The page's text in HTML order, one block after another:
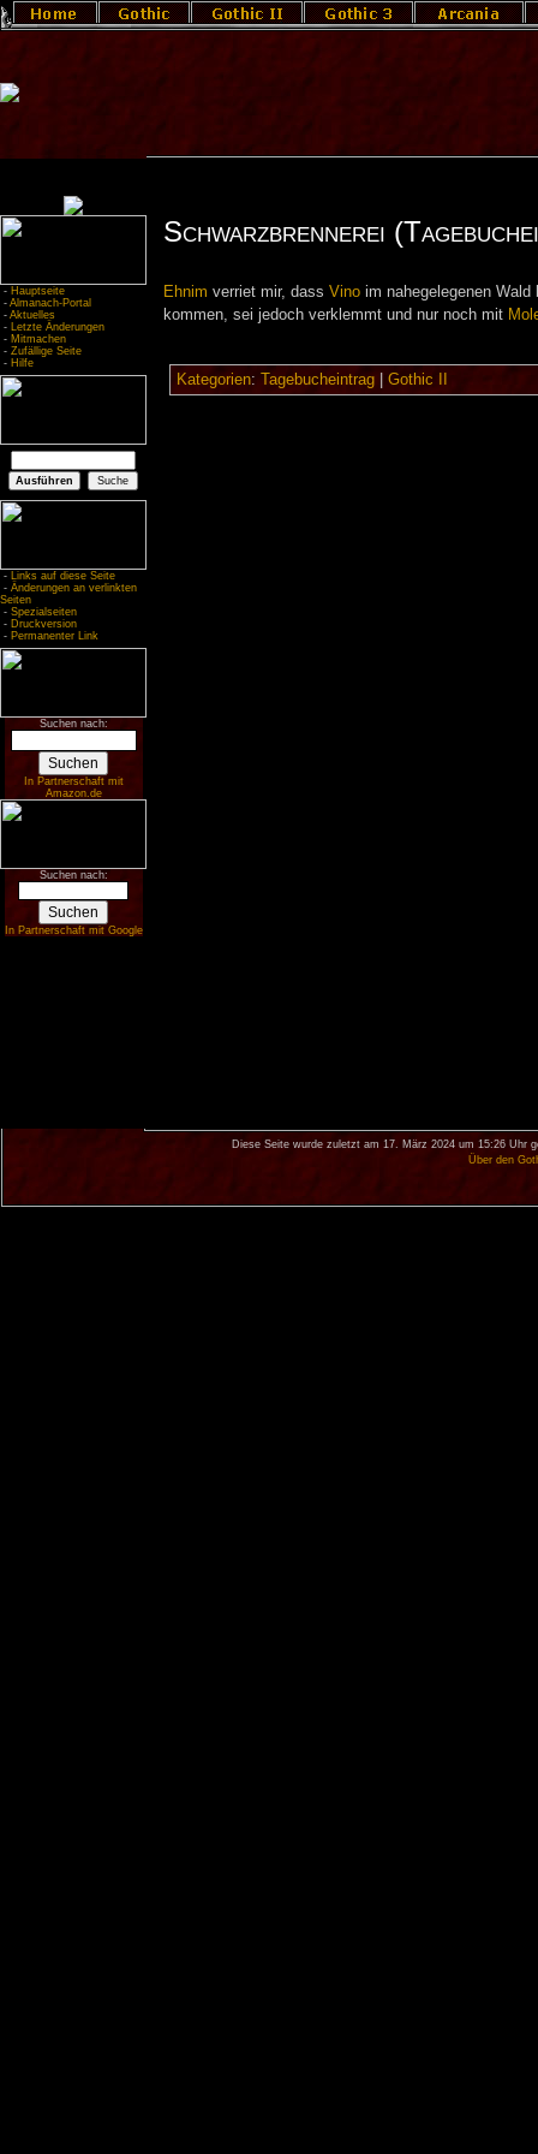
- Hauptseite
- Almanach-Portal
- Aktuelles
- Letzte Änderungen
- Mitmachen
- Zufällige Seite
- Hilfe
- Links auf diese Seite
- Änderungen an verlinkten
Seiten
- Spezialseiten
- Druckversion
- Permanenter Link
Suchen nach:
In Partnerschaft mit
Amazon.de
Suchen nach:
In Partnerschaft mit Google
Schwarzbrennerei
Ehnim verriet mir, dass Vinoim nahegelegenen Wald
kommen, sei jedoch verklemmt und nur noch mit
Kategorien: Tagebucheintrag| Gothic II
Diese Seite wurde zuletzt am 17. März 2024 um 15:26 Uhr
Über den